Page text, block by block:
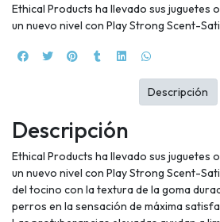
Ethical Products ha llevado sus juguetes
un nuevo nivel con Play Strong Scent-
Descripción
Ethical Products ha llevado sus juguetes
un nuevo nivel con Play Strong Scent-
del tocino con la textura de la goma
perros en la sensación de máxima
Descripción